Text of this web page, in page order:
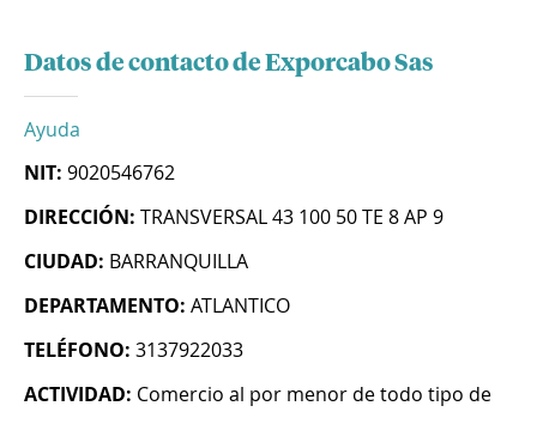
Datos de contacto de Exporcabo Sas
Ayuda
NIT: 9020546762
DIRECCIÓN: TRANSVERSAL 43 100 50 TE 8 AP 9
CIUDAD: BARRANQUILLA
DEPARTAMENTO: ATLANTICO
TELÉFONO: 3137922033
ACTIVIDAD: Comercio al por menor de todo tipo de